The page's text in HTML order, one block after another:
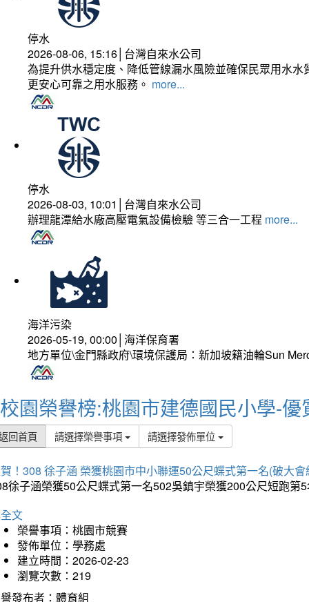
停水
2026-08-06, 15:16│台灣自來水公司
為提升供水穩定度、降低管線漏水風險並確保民眾用水
更安心可靠之用水服務。 more...
停水
2026-08-03, 10:01│台灣自來水公司
辦理龍潭給水廠高壓電氣設備檢驗 等三合一工程 more...
海洋污染
2026-05-19, 00:00│海洋保育署
地方單位\金門縣政府\環境保護局：新加坡籍油輪Sun
校園榮譽榜:桃園市建德國民小學-優
回首頁 請選擇榮譽事項 請選擇發佈單位
！308 徐子涵 榮獲桃園市中小聯運50公尺蝶式第一名(破大會
徐子涵榮獲50公尺蝶式第一名502吳鎮宇榮獲200公尺短跑
文
榮譽事項：桃園市競賽
發佈單位：學務處
建立時間：2026-02-23
瀏覽次數：219
發布者：體育組